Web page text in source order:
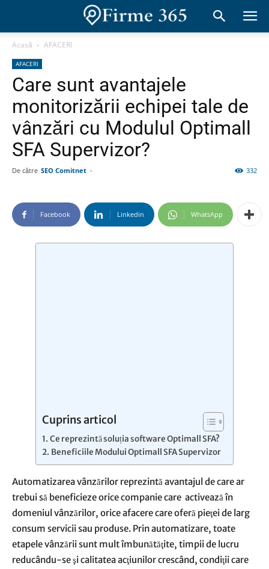
Acasă AFACERI
AFACERI
Care sunt avantajele
monitorizării echipei tale de
vânzări cu Modulul Optimall
SFA Supervizor?
De către SEO Comitnet - 332
Facebook Linkedin WhatsApp
Cuprins articol
Ce reprezintă soluția software Optimall SFA?
Beneficiile Modului Optimall SFA Supervizor
Automatizarea vânzărilor reprezintă avantajul de care ar
trebui să beneficieze orice companie care activează în
domeniul vânzărilor, orice afacere care oferă pieţei de larg
consum servicii sau produse. Prin automatizare, toate
etapele vânzării sunt mult îmbunătăţite, timpii de lucru
reducându-se şi calitatea acţiunilor crescând, condiţii care